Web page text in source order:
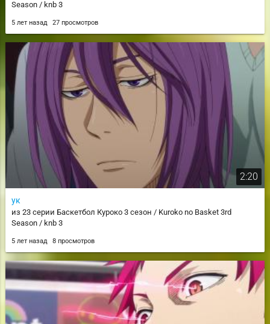
Season / knb 3
5 лет назад 27 просмотров
2:20
ук
из 23 серии Баскетбол Куроко 3 сезон / Kuroko no Basket 3rd
Season / knb 3
5 лет назад 8 просмотров